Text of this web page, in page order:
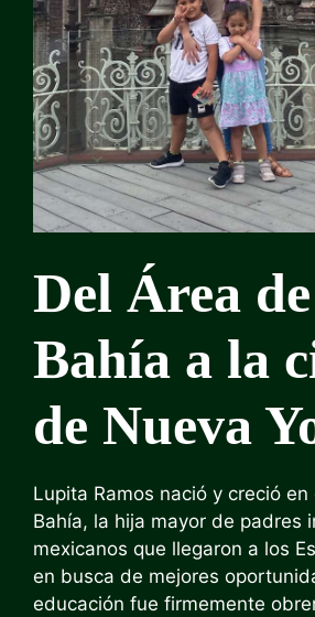
Del Área
Bahía a la
de Nueva
Lupita Ramos nació y creció
Bahía, la hija mayor de padres
mexicanos que llegaron a los
en busca de mejores
educación fue firmemente